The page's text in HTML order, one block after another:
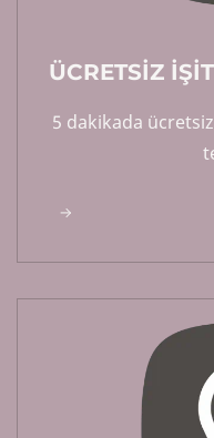
ÜCRETSİZ
5 dakikada